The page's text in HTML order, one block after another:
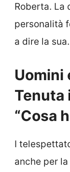
Roberta. La
personalità
a dire la sua.
Uomini
Tenuta
“Cosa
I
anche per